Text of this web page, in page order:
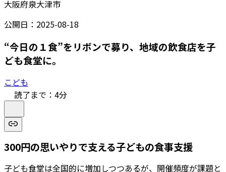
大阪府泉大津市
公開日： 2025-08-18
“今日の１食”をリボンで募り、地域の飲食店を子
ども食堂に。
こども
読了まで： 4分
300円の思いやりで支える子どもの食事支援
子ども食堂は全国的に増加しつつあるが、開催頻度が課題と